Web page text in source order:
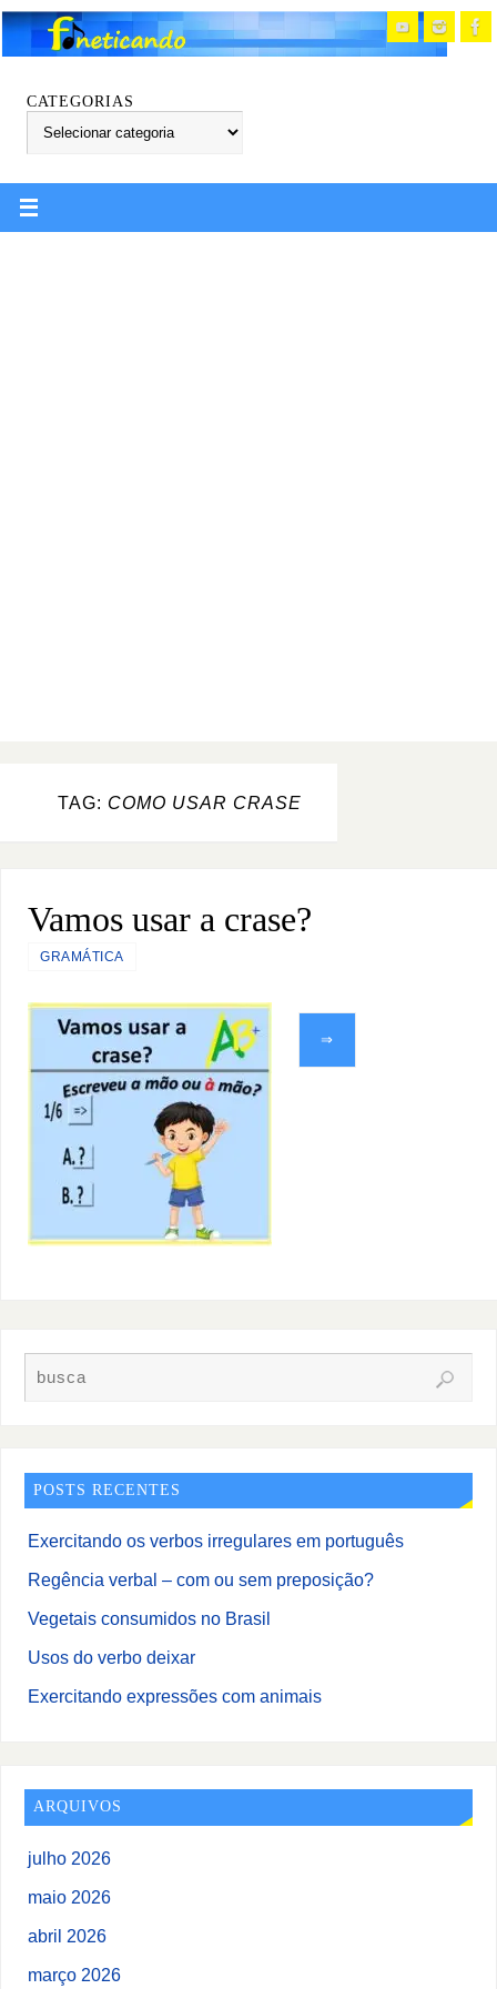
CATEGORIAS
TAG: COMO USAR CRASE
Vamos usar a crase?
GRAMÁTICA
⇒
POSTS RECENTES
Exercitando os verbos irregulares em português
Regência verbal – com ou sem preposição?
Vegetais consumidos no Brasil
Usos do verbo deixar
Exercitando expressões com animais
ARQUIVOS
julho 2026
maio 2026
abril 2026
março 2026